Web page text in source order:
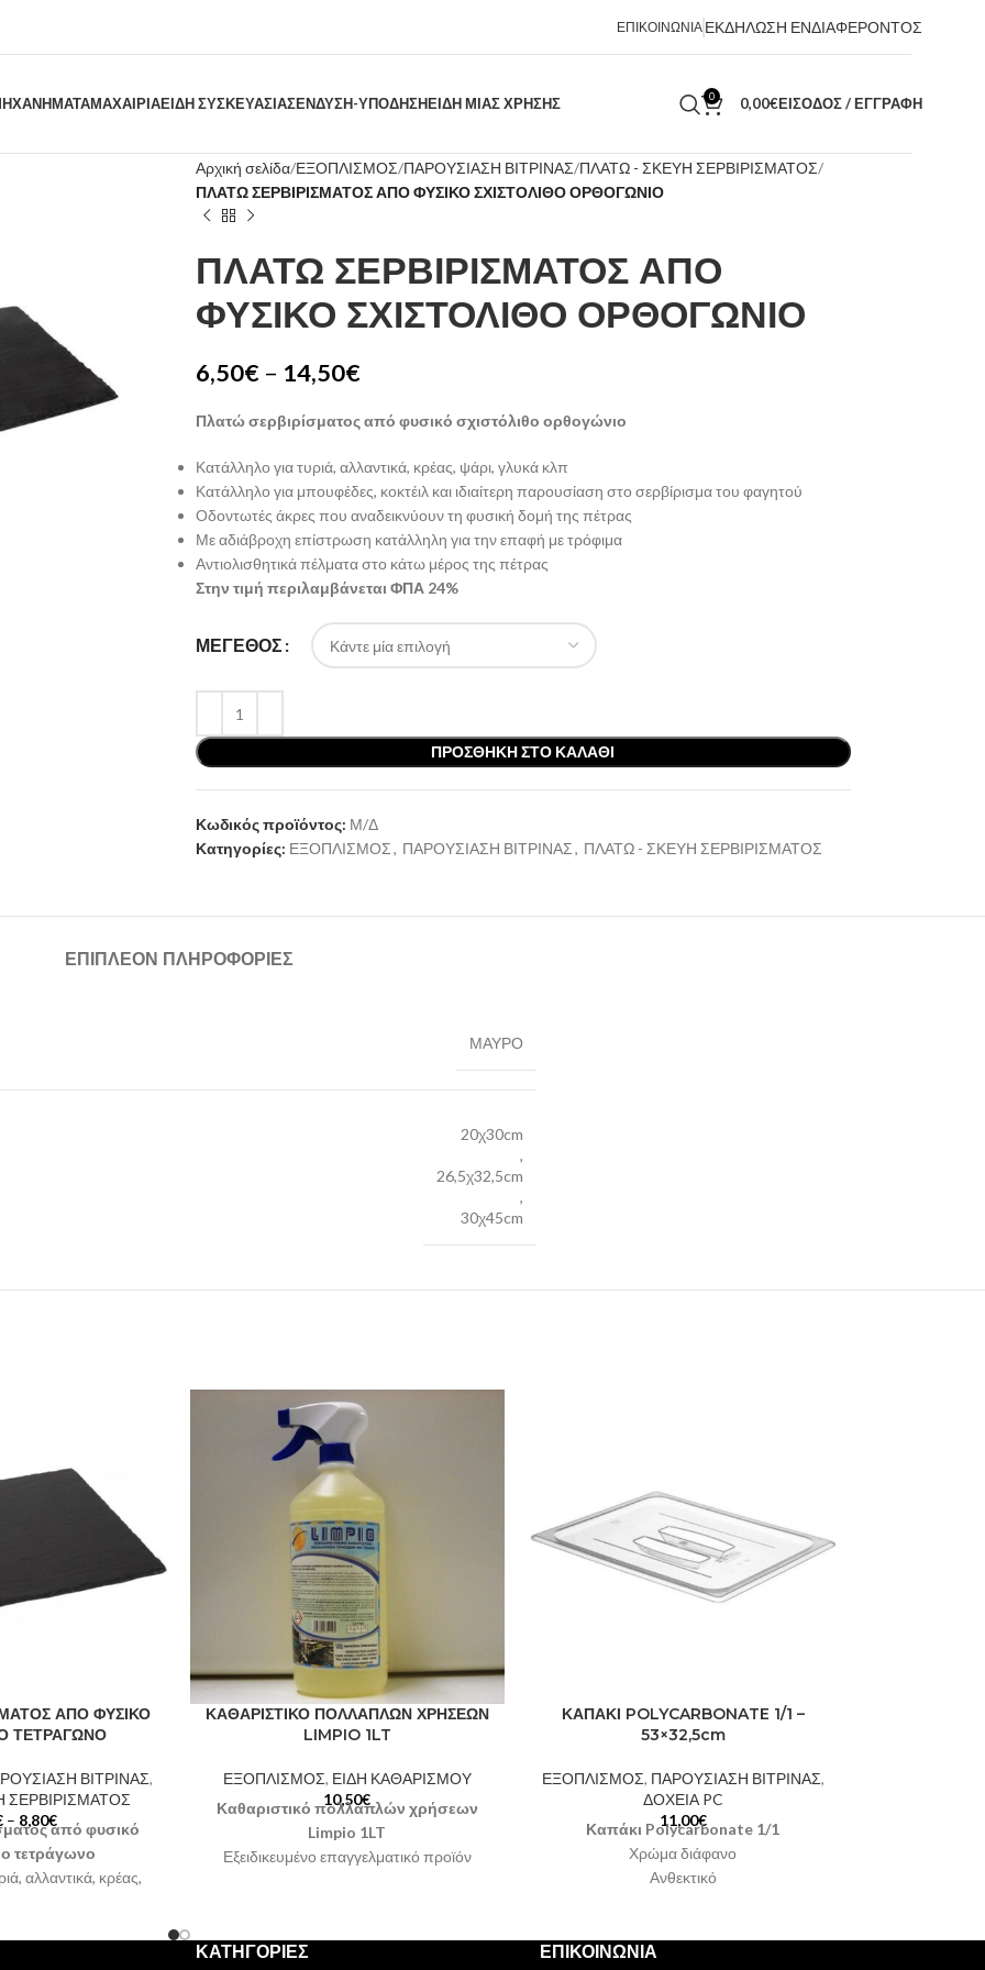
ΕΠΙΚΟΙΝΩΝΙΑ ΕΚΔΗΛΩΣΗ ΕΝΔΙΑΦΕΡΟΝΤΟΣ
ΜΑΧΑΙΡΙΑΕΙΔΗ ΣΥΣΚΕΥΑΣΙΑΣΕΝΔΥΣΗ-ΥΠΟΔΗΣΗΕΙΔΗ ΜΙΑΣ ΧΡΗΣΗΣ 0 0,00€ΕΊΣΟΔΟΣ / ΕΓΓΡΑΦΉ
Αρχική σελίδα ΕΞΟΠΛΙΣΜΟΣ ΠΑΡΟΥΣΙΑΣΗ ΒΙΤΡΙΝΑΣ ΠΛΑΤΩ - ΣΚΕΥΗ ΣΕΡΒΙΡΙΣΜΑΤΟΣ
ΠΛΑΤΩ ΣΕΡΒΙΡΙΣΜΑΤΟΣ ΑΠΟ ΦΥΣΙΚΟ ΣΧΙΣΤΟΛΙΘΟ ΟΡΘΟΓΩΝΙΟ
ΠΛΑΤΩ ΣΕΡΒΙΡΙΣΜΑΤΟΣ ΑΠΟ
ΦΥΣΙΚΟ ΣΧΙΣΤΟΛΙΘΟ ΟΡΘΟΓΩΝΙΟ
6,50€ – 14,50€
Πλατώ σερβιρίσματος από φυσικό σχιστόλιθο ορθογώνιο
Κατάλληλο για τυριά, αλλαντικά, κρέας, ψάρι, γλυκά κλπ
Κατάλληλο για μπουφέδες, κοκτέιλ και ιδιαίτερη παρουσίαση στο σερβίρισμα του φαγητού
Οδοντωτές άκρες που αναδεικνύουν τη φυσική δομή της πέτρας
Με αδιάβροχη επίστρωση κατάλληλη για την επαφή με τρόφιμα
Αντιολισθητικά πέλματα στο κάτω μέρος της πέτρας
Στην τιμή περιλαμβάνεται ΦΠΑ 24%
ΜΕΓΕΘΟΣ
ΠΡΟΣΘΉΚΗ ΣΤΟ ΚΑΛΆΘΙ
Κωδικός προϊόντος: Μ/Δ
Κατηγορίες: ΕΞΟΠΛΙΣΜΟΣ, ΠΑΡΟΥΣΙΑΣΗ ΒΙΤΡΙΝΑΣ, ΠΛΑΤΩ - ΣΚΕΥΗ ΣΕΡΒΙΡΙΣΜΑΤΟΣ
ΕΠΙΠΛΈΟΝ ΠΛΗΡΟΦΟΡΊΕΣ
ΜΑΥΡΟ
20χ30cm
,
26,5χ32,5cm
,
30χ45cm
ΑΠΟ ΦΥΣΙΚΟ
ΤΕΤΡΑΓΩΝΟ
ΒΙΤΡΙΝΑΣ,
ΣΕΡΒΙΡΙΣΜΑΤΟΣ
– 8,80€από φυσικό
τετράγωνο
αλλαντικά, κρέας,
στο σερβίρισμα του
ΚΑΘΑΡΙΣΤΙΚΟ ΠΟΛΛΑΠΛΩΝ ΧΡΗΣΕΩΝ
LIMPIO 1LT
ΕΞΟΠΛΙΣΜΟΣ, ΕΙΔΗ ΚΑΘΑΡΙΣΜΟΥ
10,50€
Καθαριστικό πολλαπλών χρήσεων
Limpio 1LT
Εξειδικευμένο επαγγελματικό προϊόν
Φούρνους, Μάτια κουζίνας, Κατσαρόλες,
ΚΑΠΑΚΙ POLYCARBONATE 1/1 –
53×32,5cm
ΕΞΟΠΛΙΣΜΟΣ, ΠΑΡΟΥΣΙΑΣΗ ΒΙΤΡΙΝΑΣ,
ΔΟΧΕΙΑ PC
11,00€
Καπάκι Polycarbonate 1/1
Χρώμα διάφανο
Ανθεκτικό
ΚΑΤΗΓΟΡΙΕΣ ΕΠΙΚΟΙΝΩΝΙΑ